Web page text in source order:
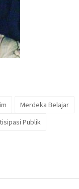
Merdeka Belajar
Publik